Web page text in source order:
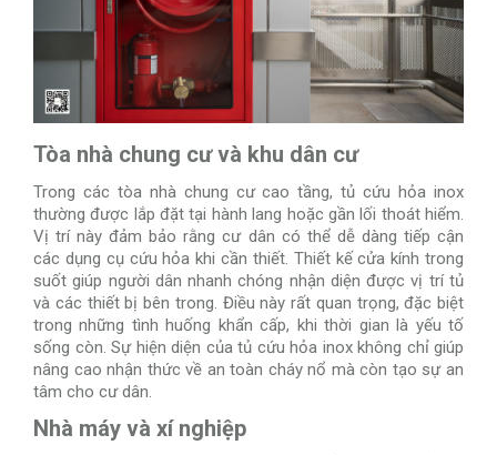
Tòa nhà chung cư và khu dân cư
Trong các tòa nhà chung cư cao tầng, tủ cứu hỏa inox
thường được lắp đặt tại hành lang hoặc gần lối thoát hiểm.
Vị trí này đảm bảo rằng cư dân có thể dễ dàng tiếp cận
các dụng cụ cứu hỏa khi cần thiết. Thiết kế cửa kính trong
suốt giúp người dân nhanh chóng nhận diện được vị trí tủ
và các thiết bị bên trong. Điều này rất quan trọng, đặc biệt
trong những tình huống khẩn cấp, khi thời gian là yếu tố
sống còn. Sự hiện diện của tủ cứu hỏa inox không chỉ giúp
nâng cao nhận thức về an toàn cháy nổ mà còn tạo sự an
tâm cho cư dân.
Nhà máy và xí nghiệp